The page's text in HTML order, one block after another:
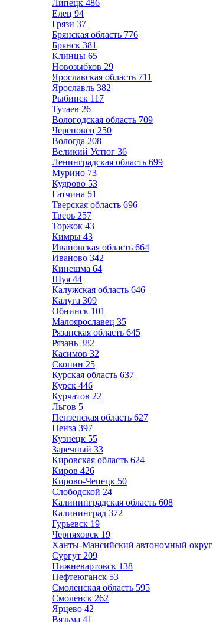
Липецк 486
Елец 94
Грязи 37
Брянская область 776
Брянск 381
Клинцы 65
Новозыбков 29
Ярославская область 711
Ярославль 382
Рыбинск 117
Тутаев 26
Вологодская область 709
Череповец 250
Вологда 208
Великий Устюг 36
Ленинградская область 699
Мурино 73
Кудрово 53
Гатчина 51
Тверская область 696
Тверь 257
Торжок 43
Кимры 43
Ивановская область 664
Иваново 342
Кинешма 64
Шуя 44
Калужская область 646
Калуга 309
Обнинск 101
Малоярославец 35
Рязанская область 645
Рязань 382
Касимов 32
Скопин 25
Курская область 637
Курск 446
Курчатов 22
Льгов 5
Пензенская область 627
Пенза 397
Кузнецк 55
Заречный 33
Кировская область 624
Киров 426
Кирово-Чепецк 50
Слободской 24
Калининградская область 608
Калининград 372
Гурьевск 19
Черняховск 19
Ханты-Мансийский автономный округ
Сургут 209
Нижневартовск 138
Нефтеюганск 53
Смоленская область 595
Смоленск 262
Ярцево 42
Вязьма 41